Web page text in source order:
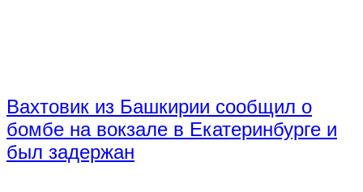
Вахтовик из Башкирии сообщил о
бомбе на вокзале в Екатеринбурге и
был задержан